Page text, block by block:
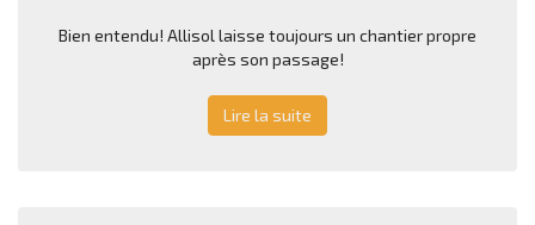
Bien entendu! Allisol laisse toujours un chantier propre
après son passage!
Lire la suite